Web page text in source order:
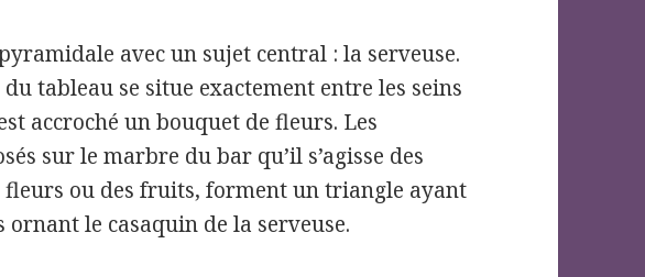
avec un sujet central : la serveuse.
tableau se situe exactement entre les seins
accroché un bouquet de fleurs. Les
sur le marbre du bar qu’il s’agisse des
fleurs ou des fruits, forment un triangle ayant
le casaquin de la serveuse.